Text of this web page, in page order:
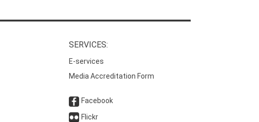
SERVICES:
E-services
Media Accreditation Form
Facebook
Flickr